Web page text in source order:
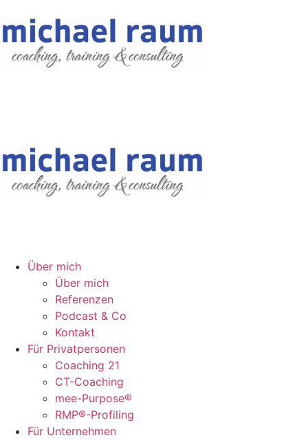
Über mich
Über mich
Referenzen
Podcast & Co
Kontakt
Für Privatpersonen
Coaching 21
CT-Coaching
mee-Purpose®
RMP®-Profiling
Für Unternehmen